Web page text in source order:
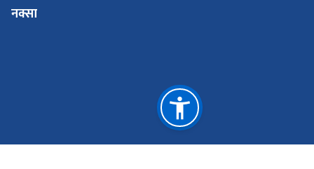
नक्सा